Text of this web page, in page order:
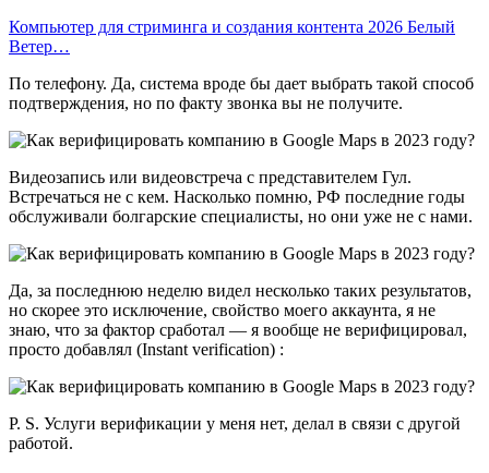
Компьютер для стриминга и создания контента 2026 Белый
Ветер…
По телефону. Да, система вроде бы дает выбрать такой способ
подтверждения, но по факту звонка вы не получите.
Видеозапись или видеовстреча с представителем Гул.
Встречаться не с кем. Насколько помню, РФ последние годы
обслуживали болгарские специалисты, но они уже не с нами.
Да, за последнюю неделю видел несколько таких результатов,
но скорее это исключение, свойство моего аккаунта, я не
знаю, что за фактор сработал — я вообще не верифицировал,
просто добавлял (Instant verification) :
Р. S. Услуги верификации у меня нет, делал в связи с другой
работой.